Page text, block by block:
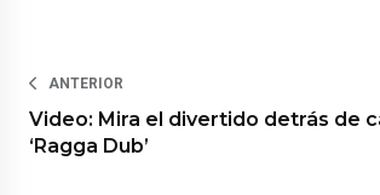
ANTERIOR
Video: Mira el divertido detrás de
‘Ragga Dub’